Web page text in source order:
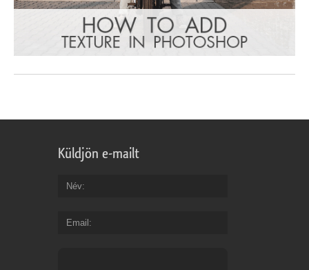
Küldjön e-mailt
Név
Email